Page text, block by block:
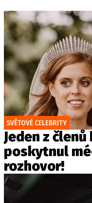
SVĚTOVÉ CELEBRITY
Jeden z
poskytnul
rozhovor!